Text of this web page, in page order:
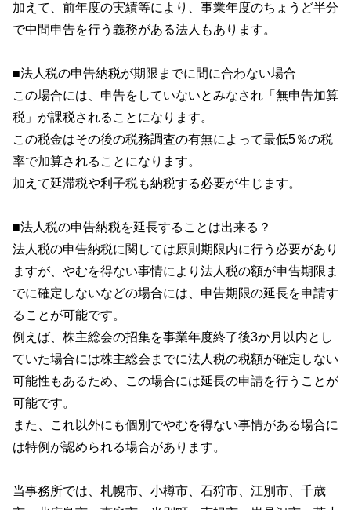
加えて、前年度の実績等により、事業年度のちょうど半分
で中間申告を行う義務がある法人もあります。
■法人税の申告納税が期限までに間に合わない場合
この場合には、申告をしていないとみなされ「無申告加算
税」が課税されることになります。
この税金はその後の税務調査の有無によって最低5％の税
率で加算されることになります。
加えて延滞税や利子税も納税する必要が生じます。
■法人税の申告納税を延長することは出来る？
法人税の申告納税に関しては原則期限内に行う必要があり
ますが、やむを得ない事情により法人税の額が申告期限ま
でに確定しないなどの場合には、申告期限の延長を申請す
ることが可能です。
例えば、株主総会の招集を事業年度終了後3か月以内とし
ていた場合には株主総会までに法人税の税額が確定しない
可能性もあるため、この場合には延長の申請を行うことが
可能です。
また、これ以外にも個別でやむを得ない事情がある場合に
は特例が認められる場合があります。
当事務所では、札幌市、小樽市、石狩市、江別市、千歳